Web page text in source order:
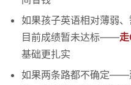
如果孩子英语相对薄弱
目前成绩暂未达标——
基础更扎实
如果两条路都不确定——